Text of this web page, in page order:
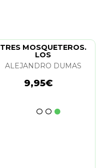
TRES MOSQUETEROS.
LOS
ALEJANDRO DUMAS
9,95€